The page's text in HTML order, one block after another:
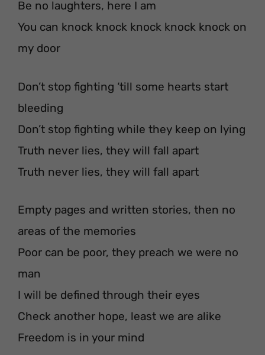
Be no laughters, here I am
You can knock knock knock knock knock on
my door
Don’t stop fighting ‘till some hearts start
bleeding
Don’t stop fighting while they keep on lying
Truth never lies, they will fall apart
Truth never lies, they will fall apart
Empty pages and written stories, then no
areas of the memories
Poor can be poor, they preach we were no
man
I will be defined through their eyes
Check another hope, least we are alike
Freedom is in your mind